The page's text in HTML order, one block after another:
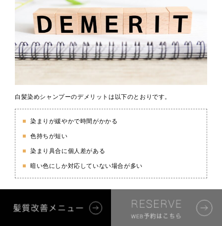
白髪染めシャンプーのデメリットは以下のとおりです。
染まりが緩やかで時間がかかる
色持ちが短い
染まり具合に個人差がある
暗い色にしか対応していない場合が多い
白髪染めシャンプーの特徴の一つは、染まりが緩やかな点です。一